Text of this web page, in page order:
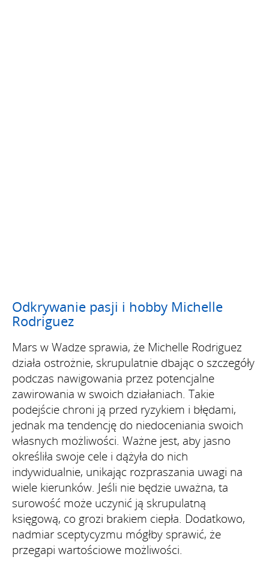
Odkrywanie pasji i hobby Michelle
Rodriguez
Mars w Wadze sprawia, że Michelle Rodriguez
działa ostrożnie, skrupulatnie dbając o szczegóły
podczas nawigowania przez potencjalne
zawirowania w swoich działaniach. Takie
podejście chroni ją przed ryzykiem i błędami,
jednak ma tendencję do niedoceniania swoich
własnych możliwości. Ważne jest, aby jasno
określiła swoje cele i dążyła do nich
indywidualnie, unikając rozpraszania uwagi na
wiele kierunków. Jeśli nie będzie uważna, ta
surowość może uczynić ją skrupulatną
księgową, co grozi brakiem ciepła. Dodatkowo,
nadmiar sceptycyzmu mógłby sprawić, że
przegapi wartościowe możliwości.